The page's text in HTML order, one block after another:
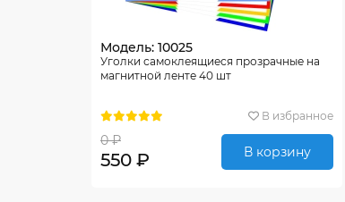
Модель: 10025
Уголки самоклеящиеся прозрачные на
магнитной ленте 40 шт
В избранное
0 ₽
550 ₽ В корзину